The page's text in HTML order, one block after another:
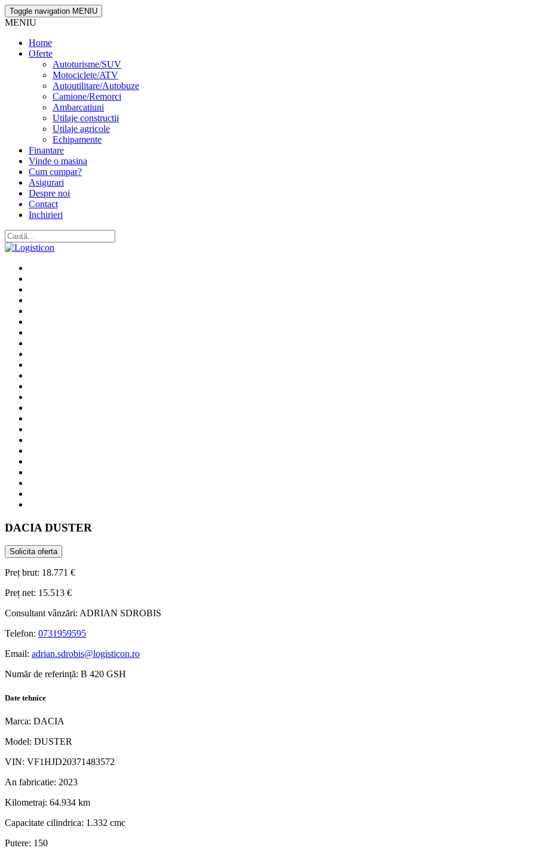
Toggle navigation MENIU
MENIU
Home
Oferte
Autoturisme/SUV
Motociclete/ATV
Autoutilitare/Autobuze
Camione/Remorci
Ambarcatiuni
Utilaje constructii
Utilaje agricole
Echipamente
Finantare
Vinde o masina
Cum cumpar?
Asigurari
Despre noi
Contact
Inchirieri
DACIA DUSTER
Solicita oferta
Preț brut: 18.771 €
Preț net: 15.513 €
Consultant vânzări: ADRIAN SDROBIS
Telefon: 0731959595
Email: adrian.sdrobis@logisticon.ro
Număr de referință: B 420 GSH
Date tehnice
Marca: DACIA
Model: DUSTER
VIN: VF1HJD20371483572
An fabricatie: 2023
Kilometraj: 64.934 km
Capacitate cilindrica: 1.332 cmc
Putere: 150